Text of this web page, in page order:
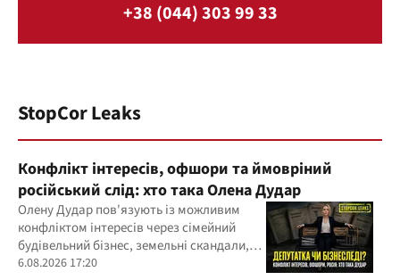
+38 (044) 303 99 33
StopCor Leaks
Конфлікт інтересів, офшори та ймовріний
російський слід: хто така Олена Дудар
Олену Дудар пов'язують із можливим
конфліктом інтересів через сімейний
будівельний бізнес, земельні скандали,
судові справи
6.08.2026 17:20